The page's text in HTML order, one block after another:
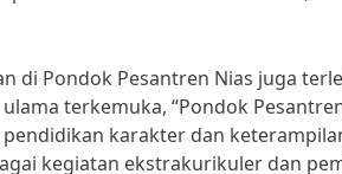
di Pondok Pesantren Nias juga
terkemuka, “Pondok
karakter dan
kegiatan ekstrakurikuler dan